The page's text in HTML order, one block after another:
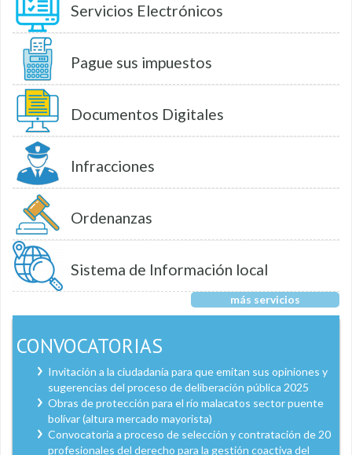
Servicios Electrónicos
Pague sus impuestos
Documentos Digitales
Infracciones
Ordenanzas
Sistema de Información local
más servicios
CONVOCATORIAS
Invitación a la ciudadanía para que emitan sus opiniones y
sugerencias del proceso de deliberación pública 2025
Obras de protección para el río malacatos sector puente
bolívar (altura mercado mayorista)
Convocatoria a proceso de selección y contratación de 20
profesionales del derecho para la gestión coactiva del